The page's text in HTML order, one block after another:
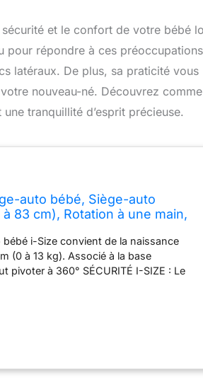
et le confort de votre bébé
pour répondre à ces
latéraux. De plus, sa praticité vous
nouveau-né. Découvrez
tranquillité d’esprit précieuse.
auto bébé, Siège-auto
83 cm), Rotation à une main,
bébé i-Size convient de la naissance
(0 à 13 kg). Associé à la base
pivoter à 360° SÉCURITÉ I-SIZE : Le
sur une base ISOFIX ou à l’aide
dos à la route jusqu’à 15 mois au
: le système de rotation intelligent
permet de faire pivoter
main RÉGULATION DE
en permanence une température